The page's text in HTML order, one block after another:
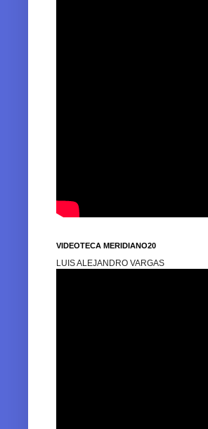
VIDEOTECA MERIDIANO20
LUIS ALEJANDRO VARGAS